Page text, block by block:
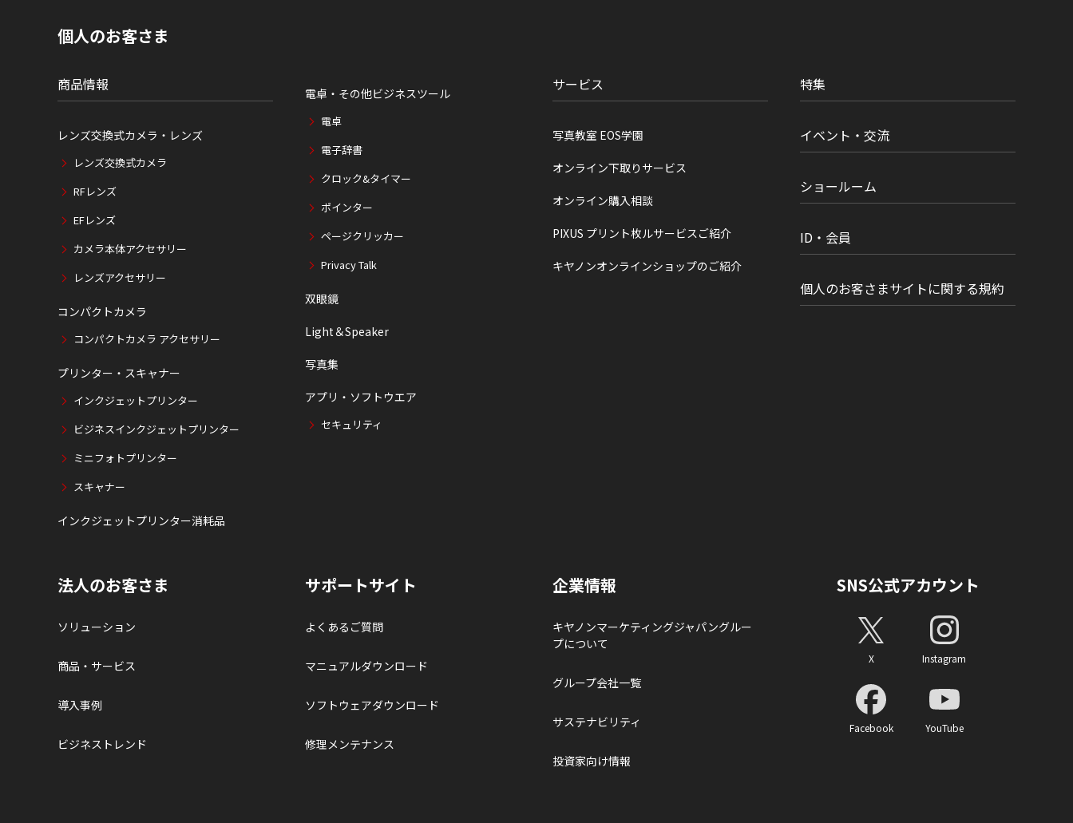
個人のお客さま
商品情報
レンズ交換式カメラ・レンズ
レンズ交換式カメラ
RFレンズ
EFレンズ
カメラ本体アクセサリー
レンズアクセサリー
コンパクトカメラ
コンパクトカメラ アクセサリー
プリンター・スキャナー
インクジェットプリンター
ビジネスインクジェットプリンター
ミニフォトプリンター
スキャナー
インクジェットプリンター消耗品
電卓・その他ビジネスツール
電卓
電子辞書
クロック&タイマー
ポインター
ページクリッカー
Privacy Talk
双眼鏡
Light＆Speaker
写真集
アプリ・ソフトウエア
セキュリティ
サービス
写真教室 EOS学園
オンライン下取りサービス
オンライン購入相談
PIXUS プリント枚ルサービスご紹介
キヤノンオンラインショップのご紹介
特集
イベント・交流
ショールーム
ID・会員
個人のお客さまサイトに関する規約
法人のお客さま
ソリューション
商品・サービス
導入事例
ビジネストレンド
サポートサイト
よくあるご質問
マニュアルダウンロード
ソフトウェアダウンロード
修理メンテナンス
企業情報
キヤノンマーケティングジャパングルー
プについて
グループ会社一覧
サステナビリティ
投資家向け情報
SNS公式アカウント
X Instagram
Facebook YouTube